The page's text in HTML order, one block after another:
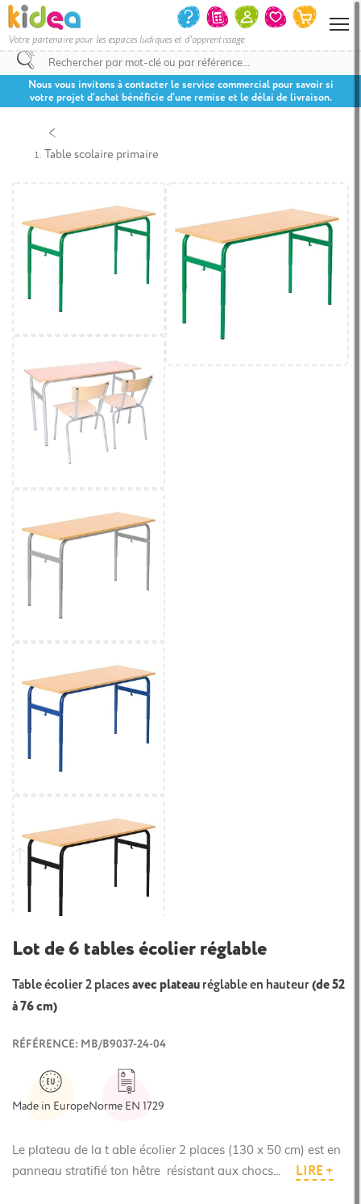
Votre partenaire pour les espaces ludiques et d'apprentissage
Nous vous invitons à contacter le service commercial pour savoir si
votre projet d’achat bénéficie d’une remise et le délai de livraison.
Table scolaire primaire
Lot de 6 tables écolier réglable
Table écolier 2 placesavec plateau réglable en hauteur(de 52
à 76 cm)
RÉFÉRENCE: MB/B9037-24-04
Made in EuropeNorme EN 1729
Le plateau de la t able écolier 2 places (130 x 50 cm) est en
panneau stratifié ton hêtre résistant aux chocs...
LIRE +